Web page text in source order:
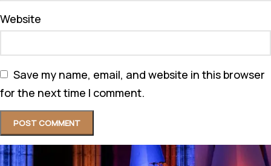
Website
Save my name, email, and website in this browser
for the next time I comment.